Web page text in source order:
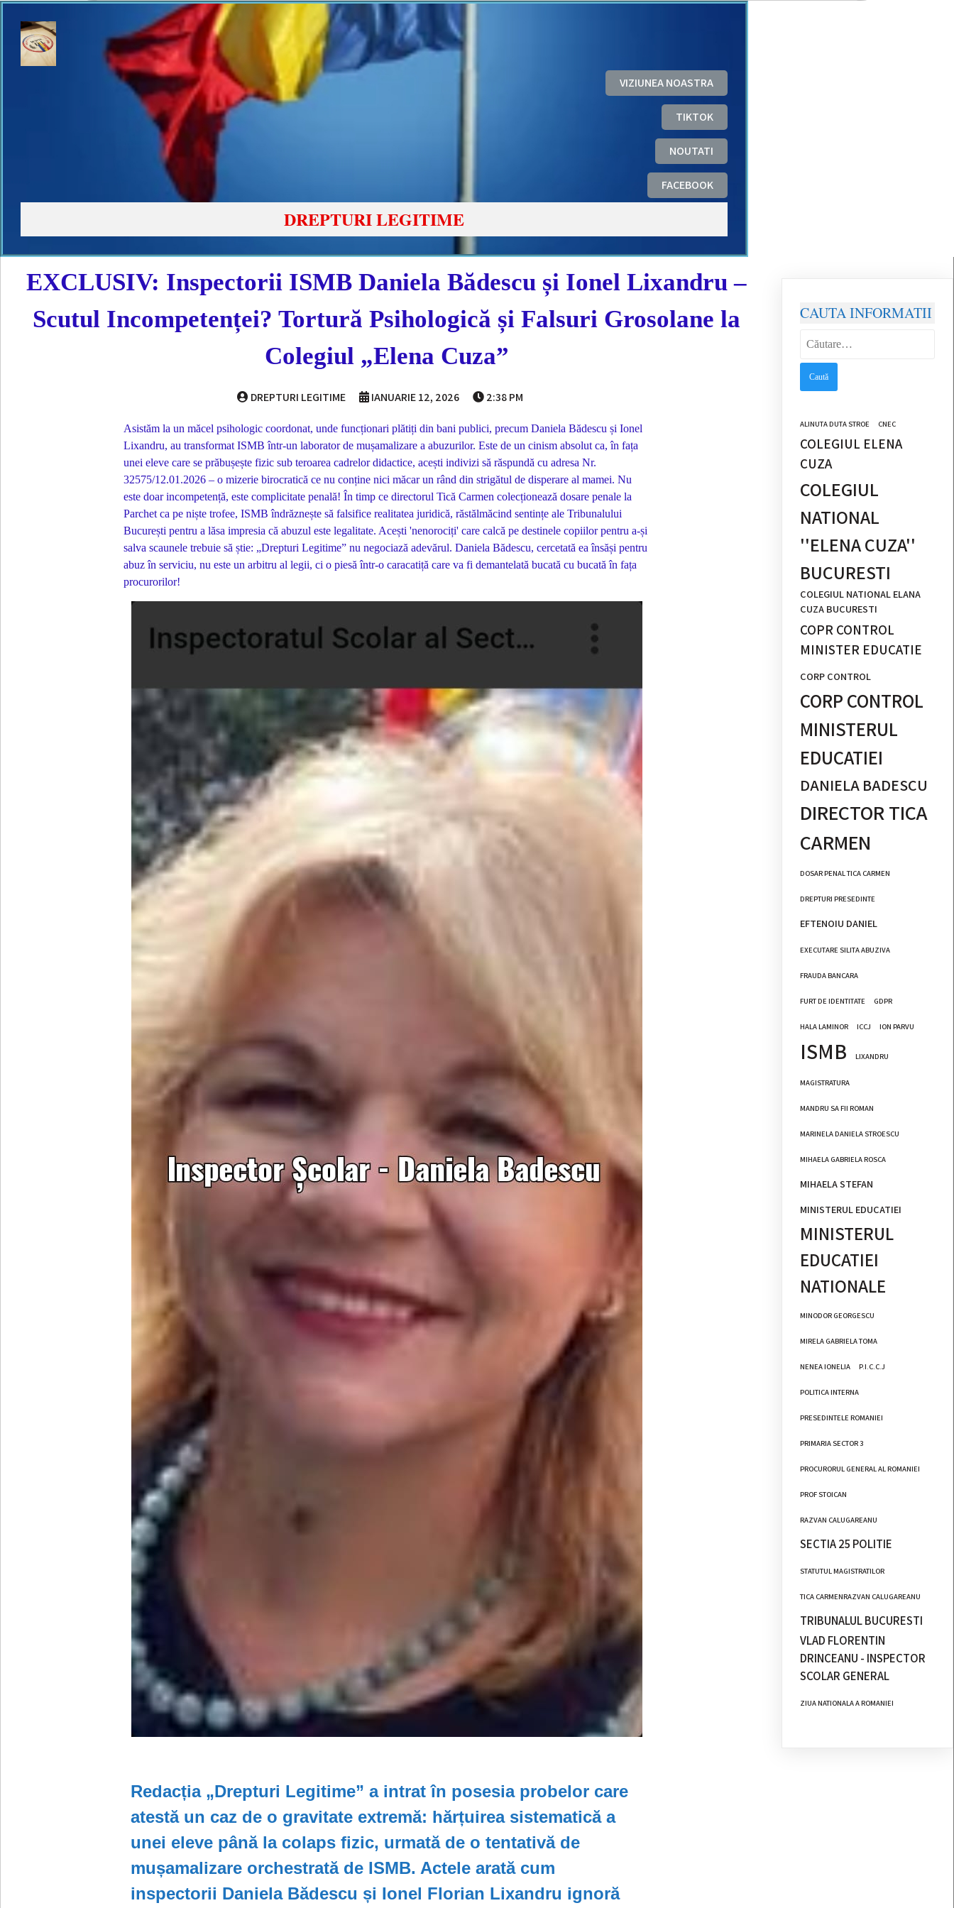
VIZIUNEA NOASTRA
TIKTOK
NOUTATI
FACEBOOK
DREPTURI LEGITIME
EXCLUSIV: Inspectorii ISMB Daniela Bădescu și Ionel Lixandru –
Scutul Incompetenței? Tortură Psihologică și Falsuri Grosolane la
Colegiul „Elena Cuza”
DREPTURI LEGITIME IANUARIE 12, 2026 2:38 PM
Asistăm la un măcel psihologic coordonat, unde funcționari plătiți din bani publici, precum Daniela Bădescu și Ionel
Lixandru, au transformat ISMB într-un laborator de mușamalizare a abuzurilor. Este de un cinism absolut ca, în fața
unei eleve care se prăbușește fizic sub teroarea cadrelor didactice, acești indivizi să răspundă cu adresa Nr.
32575/12.01.2026 – o mizerie birocratică ce nu conține nici măcar un rând din strigătul de disperare al mamei. Nu
este doar incompetență, este complicitate penală! În timp ce directorul Tică Carmen colecționează dosare penale la
Parchet ca pe niște trofee, ISMB îndrăznește să falsifice realitatea juridică, răstălmăcind sentințe ale Tribunalului
București pentru a lăsa impresia că abuzul este legalitate. Acești 'nenorociți' care calcă pe destinele copiilor pentru a-și
salva scaunele trebuie să știe: „Drepturi Legitime” nu negociază adevărul. Daniela Bădescu, cercetată ea însăși pentru
abuz în serviciu, nu este un arbitru al legii, ci o piesă într-o caracatiță care va fi demantelată bucată cu bucată în fața
procurorilor!
Redacția „Drepturi Legitime” a intrat în posesia probelor care
atestă un caz de o gravitate extremă: hărțuirea sistematică a
unei eleve până la colaps fizic, urmată de o tentativă de
mușamalizare orchestrată de ISMB. Actele arată cum
inspectorii Daniela Bădescu și Ionel Florian Lixandru ignoră
CAUTA INFORMATII
ALINUTA DUTA STROE CNEC
COLEGIUL ELENA
CUZA
COLEGIUL
NATIONAL
''ELENA CUZA''
BUCURESTI
COLEGIUL NATIONAL ELANA
CUZA BUCURESTI
COPR CONTROL
MINISTER EDUCATIE
CORP CONTROL
CORP CONTROL
MINISTERUL
EDUCATIEI
DANIELA BADESCU
DIRECTOR TICA
CARMEN
DOSAR PENAL TICA CARMEN
DREPTURI PRESEDINTE
EFTENOIU DANIEL
EXECUTARE SILITA ABUZIVA
FRAUDA BANCARA
FURT DE IDENTITATE GDPR
HALA LAMINOR ICCJ ION PARVU
ISMB LIXANDRU
MAGISTRATURA
MANDRU SA FII ROMAN
MARINELA DANIELA STROESCU
MIHAELA GABRIELA ROSCA
MIHAELA STEFAN
MINISTERUL EDUCATIEI
MINISTERUL
EDUCATIEI
NATIONALE
MINODOR GEORGESCU
MIRELA GABRIELA TOMA
NENEA IONELIA P.I.C.C.J
POLITICA INTERNA
PRESEDINTELE ROMANIEI
PRIMARIA SECTOR 3
PROCURORUL GENERAL AL ROMANIEI
PROF STOICAN
RAZVAN CALUGAREANU
SECTIA 25 POLITIE
STATUTUL MAGISTRATILOR
TICA CARMENRAZVAN CALUGAREANU
TRIBUNALUL BUCURESTI
VLAD FLORENTIN
DRINCEANU - INSPECTOR
SCOLAR GENERAL
ZIUA NATIONALA A ROMANIEI